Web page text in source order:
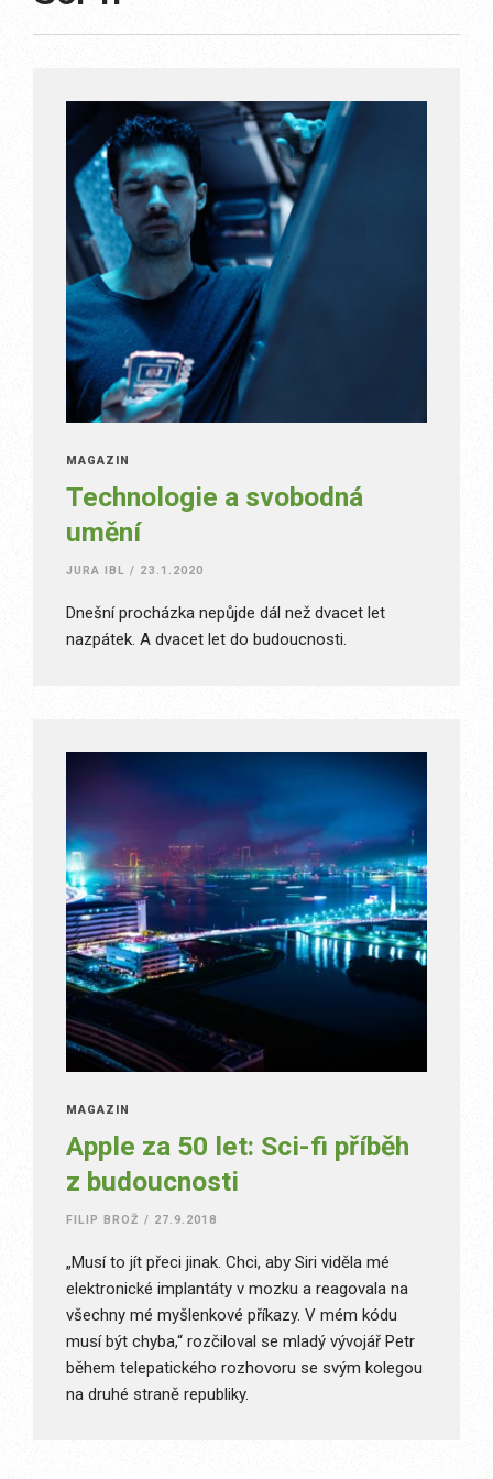
MAGAZÍN
Technologie a svobodná
umění
JURA IBL / 23.1.2020
Dnešní procházka nepůjde dál než dvacet let
nazpátek. A dvacet let do budoucnosti.
MAGAZÍN
Apple za 50 let: Sci-fi příběh
z budoucnosti
FILIP BROŽ / 27.9.2018
„Musí to jít přeci jinak. Chci, aby Siri viděla mé
elektronické implantáty v mozku a reagovala na
všechny mé myšlenkové příkazy. V mém kódu
musí být chyba,“ rozčiloval se mladý vývojář Petr
během telepatického rozhovoru se svým kolegou
na druhé straně republiky.